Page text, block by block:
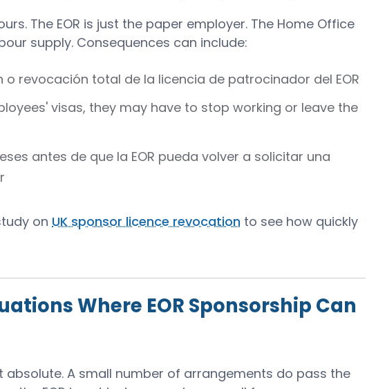
The EOR is just the paper employer. The Home Office
supply. Consequences can include:
o revocación total de la licencia de patrocinador del EOR
visas, they may have to stop working or leave the
antes de que la EOR pueda volver a solicitar una
on UK sponsor licence revocation to see how quickly
Where EOR Sponsorship Can
absolute. A small number of arrangements do pass the